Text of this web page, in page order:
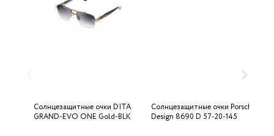
Солнцезащитные очки DITA
GRAND-EVO ONE Gold-BLK
Солнцезащитные очки Porsche
Design 8690 D 57-20-145